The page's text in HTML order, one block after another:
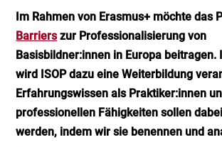
Im Rahmen von Erasmus+ möchte das
Barrierszur Professionalisierung von
Basisbildner:innen in Europa beitragen.
wird ISOP dazu eine Weiterbildung
Erfahrungswissen als Praktiker:innen
professionellen Fähigkeiten sollen
werden, indem wir sie benennen und